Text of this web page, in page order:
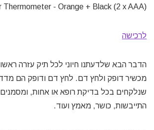
לרכישה
הדבר הבא שלדעתנו חיוני לכל תיק עזרה
מכשיר דופק ולחץ דם. לחץ דם ודופק הם
שנלקחים בכל בדיקת רופא או אחות,
התייבשות, כושר, מאמץ ועוד.